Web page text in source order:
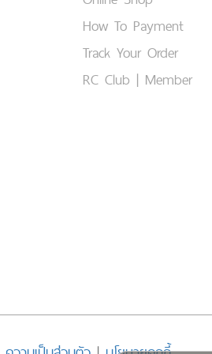
How To Payment
Track Your Order
RC Club | Member